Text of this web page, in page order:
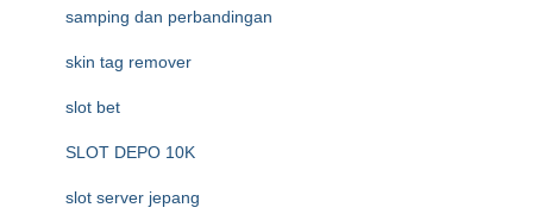
samping dan perbandingan
skin tag remover
slot bet
SLOT DEPO 10K
slot server jepang